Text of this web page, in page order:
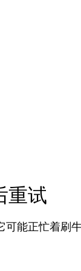
重试
可能正忙着刷